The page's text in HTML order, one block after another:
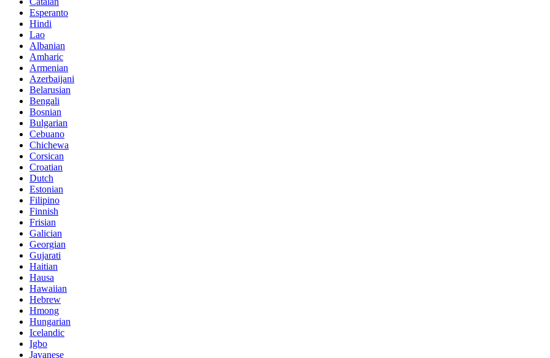
Esperanto
Hindi
Lao
Albanian
Amharic
Armenian
Azerbaijani
Belarusian
Bengali
Bosnian
Bulgarian
Cebuano
Chichewa
Corsican
Croatian
Dutch
Estonian
Filipino
Finnish
Frisian
Galician
Georgian
Gujarati
Haitian
Hausa
Hawaiian
Hebrew
Hmong
Hungarian
Icelandic
Igbo
Javanese